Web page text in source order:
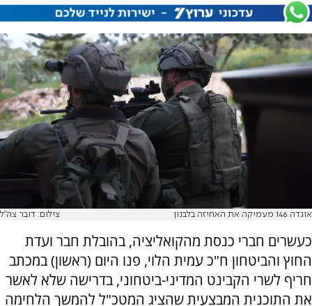
אוגדה 146 מעמיקה את האחיזה בלבנון צילום: דובר צה"ל
כעשרים חברי כנסת מהקואליציה, בהובלת חבר ועדת
החוץ והביטחון ח"כ עמית הלוי, פנו היום (ראשון) במכתב
חריף לשרי הקבינט המדיני-ביטחוני, בדרישה שלא לאשר
את התוכנית המבצעית שהציג המטכ"ל להמשך הלחימה